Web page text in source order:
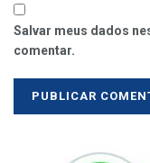
Salvar meus dados
comentar.